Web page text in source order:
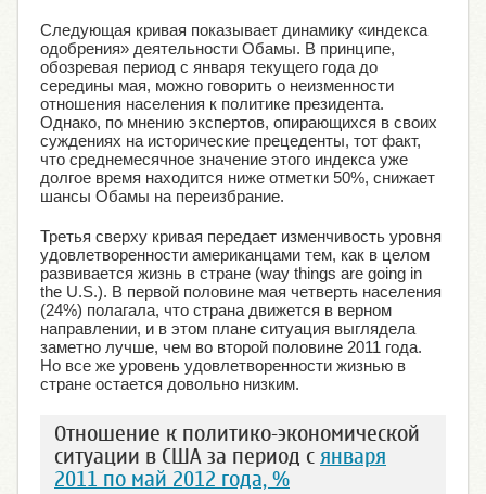
Следующая кривая показывает динамику «индекса
одобрения» деятельности Обамы. В принципе,
обозревая период с января текущего года до
середины мая, можно говорить о неизменности
отношения населения к политике президента.
Однако, по мнению экспертов, опирающихся в своих
суждениях на исторические прецеденты, тот факт,
что среднемесячное значение этого индекса уже
долгое время находится ниже отметки 50%, снижает
шансы Обамы на переизбрание.
Третья сверху кривая передает изменчивость уровня
удовлетворенности американцами тем, как в целом
развивается жизнь в стране (way things are going in
the U.S.). В первой половине мая четверть населения
(24%) полагала, что страна движется в верном
направлении, и в этом плане ситуация выглядела
заметно лучше, чем во второй половине 2011 года.
Но все же уровень удовлетворенности жизнью в
стране остается довольно низким.
Отношение к политико-экономической
ситуации в США за период с января
2011 по май 2012 года, %